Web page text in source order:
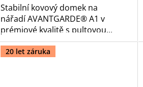
Stabilní kovový domek na
nářadí AVANTGARDE® A1 v
prémiové kvalitě s pultovou...
20 let záruka